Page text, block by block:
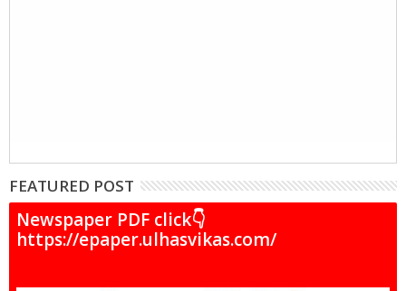
FEATURED POST
Newspaper PDF click👇
https://epaper.ulhasvikas.com/